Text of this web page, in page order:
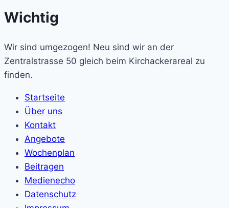
Wichtig
Wir sind umgezogen! Neu sind wir an der
Zentralstrasse 50 gleich beim Kirchackerareal zu
finden.
Startseite
Über uns
Kontakt
Angebote
Wochenplan
Beitragen
Medienecho
Datenschutz